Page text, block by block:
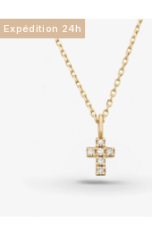
Expédition 24h